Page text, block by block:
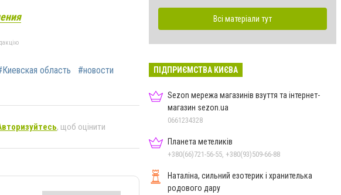
область
#новости
, щоб оцінити
Всі матеріали тут
ПІДПРИЄМСТВА КИЄВА
Sezon мережа магазинів взуття та інтернет-
магазин sezon.ua
0661234328
Планета метеликів
+380(66)721-56-55, +380(93)509-66-88
Наталіна, сильний езотерик і хранителька
родового дару